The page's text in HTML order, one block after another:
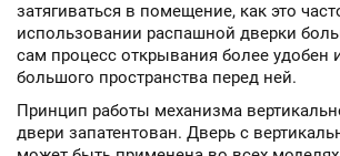
затягиваться в помещение, как это
использовании распашной дверки
сам процесс открывания более удобен
большого пространства перед ней.
Принцип работы механизма
двери запатентован. Дверь с